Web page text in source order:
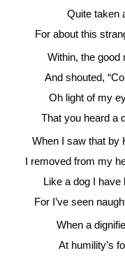
Quite taken
For about this
Within, the good
And shouted,
Oh light of my
That you heard a
When I saw that by
I removed from my
Like a dog I
For I’ve seen
When a
At humility’s